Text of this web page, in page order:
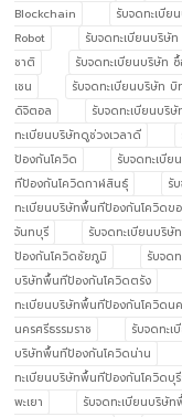
Blockchain
รับจดทะเบี
Robot
รับจดทะเบียนบริษัท
ชาติ
รับจดทะเบียนบริษัท
เชน
รับจดทะเบียนบริษัท
ดิจิตอล
รับจดทะเบียนบริษั
ทะเบียนบริษัทดูช่วงเวลาดี
ป้องกันโควิด
รับจดทะเบี
ทีป้องกันโควิดกาฬสินธุ์
รั
ทะเบียนบริษัทพื้นทีป้องกันโควิดข
จันทบุรี
รับจดทะเบียนบริ
ป้องกันโควิดชัยภูมิ
รับจด
บริษัทพื้นทีป้องกันโควิดตรัง
ทะเบียนบริษัทพื้นทีป้องกันโควิดน
นครศรีธรรมราช
รับจดทะ
บริษัทพื้นทีป้องกันโควิดน่าน
ทะเบียนบริษัทพื้นทีป้องกันโควิดบุ
พะเยา
รับจดทะเบียนบริษั